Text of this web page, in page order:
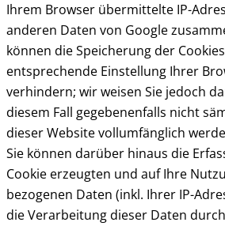
Ihrem Browser übermittelte IP-
anderen Daten von Google
können die Speicherung der
entsprechende Einstellung Ihrer
verhindern; wir weisen Sie jedoch
diesem Fall gegebenenfalls nicht
dieser Website vollumfänglich
Sie können darüber hinaus die
Cookie erzeugten und auf Ihre
bezogenen Daten (inkl. Ihrer IP-
die Verarbeitung dieser Daten